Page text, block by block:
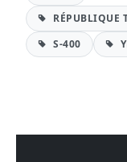
RÉPUBLIQUE
S-400